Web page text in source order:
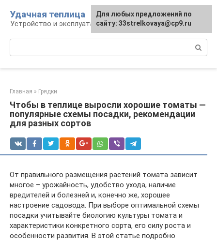
контенту
Удачная теплица
Устройство и эксплуатация теплиц
Главная » Грядки
Чтобы в теплице выросли хорошие томаты —
популярные схемы посадки, рекомендации
для разных сортов
От правильного размещения растений томата зависит
многое – урожайность, удобство ухода, наличие
вредителей и болезней и, конечно же, хорошее
настроение садовода. При выборе оптимальной схемы
посадки учитывайте биологию культуры томата и
характеристики конкретного сорта, его силу роста и
особенности развития. В этой статье подробно
Для любых предложений по
сайту: 33strelkovaya@cp9.ru